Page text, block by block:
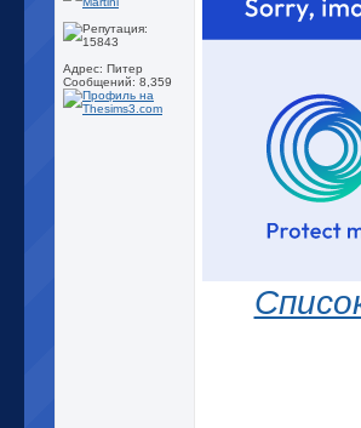
Адрес: Питер
Сообщений: 8,359